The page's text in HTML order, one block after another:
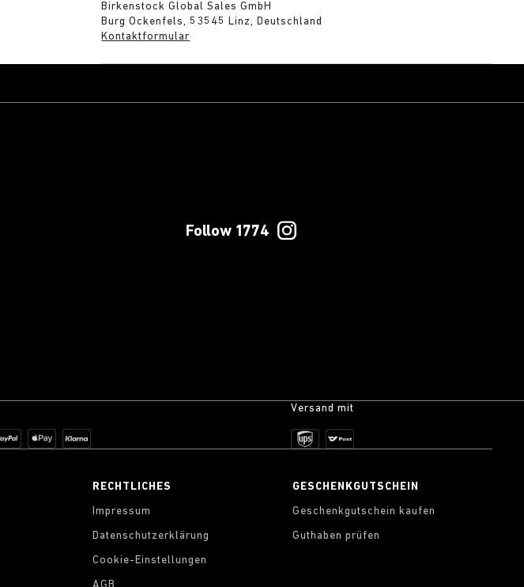
Birkenstock Global Sales GmbH
Burg Ockenfels, 53545 Linz, Deutschland
Kontaktformular
Follow 1774
Versand mit
RECHTLICHES
Impressum
Datenschutzerklärung
Cookie-Einstellungen
GESCHENKGUTSCHEIN
Geschenkgutschein kaufen
Guthaben prüfen